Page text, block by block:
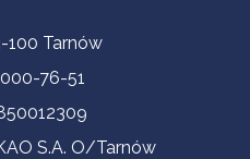
100 Tarnów
76-51
S.A. O/Tarnów